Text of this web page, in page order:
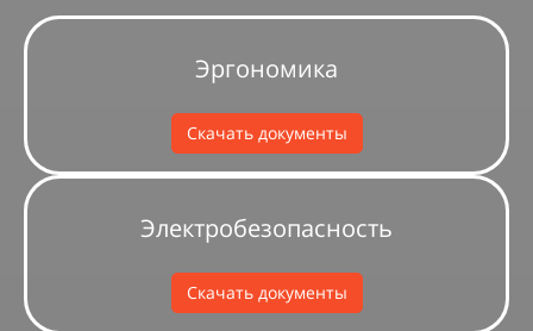
Эргономика
Скачать документы
Электробезопасность
Скачать документы